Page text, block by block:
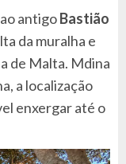
antigoBastião
da muralha e
de Malta. Mdina
a localização
enxergar até o